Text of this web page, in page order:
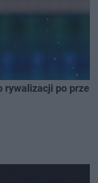
rywalizacji po